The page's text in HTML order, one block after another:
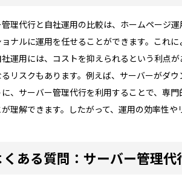
理代行と自社運用の比較は、ホームページ
ナルに運用を任せることができます。これ
運用には、コストを抑えられるという利点
リスクもあります。例えば、サーバーがダ
に、サーバー管理代行を利用することで、専
理解できます。したがって、運用の効率性
くある質問：サーバー管理